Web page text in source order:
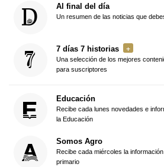
Al final del día
Un resumen de las noticias que
7 días 7 historias
Una selección de los mejores
para suscriptores
Educación
Recibe cada lunes novedades e
la Educación
Somos Agro
Recibe cada miércoles la
primario